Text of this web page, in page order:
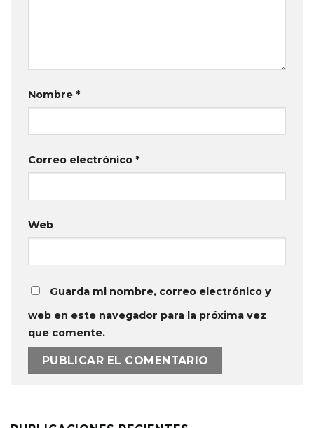
Nombre *
Correo electrónico *
Web
Guarda mi nombre, correo electrónico y
web en este navegador para la próxima vez
que comente.